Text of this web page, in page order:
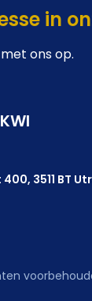
in
ons op.
3511 BT